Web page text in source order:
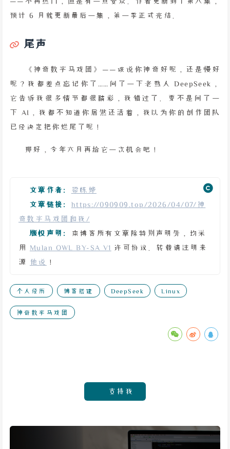
预计 6 月就更新最后一集，第一季正式完结。
尾声
《神奇数字马戏团》——该说你神奇好呢，还是慢好
呢？我都差点忘记你了……问了一下老熟人 DeepSeek，
它告诉我很多情节都很精彩，我错过了。要不是问了一
下 AI，我都不知道你居然还活着，我以为你的创作团队
已经决定把你烂尾了呢！
那好，今年六月再给它一次机会吧！
文章作者:
梁栋烨
文章链接:
https://090909.top/2026/04/07/神
奇数字马戏团和我/
版权声明:
本博客所有文章除特别声明外，均采
用 Mulan OWL BY-SA V1 许可协议。转载请注明来
源 他说 ！
个人经历 博客搭建 DeepSeek Linux
神奇数字马戏团
支持我